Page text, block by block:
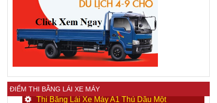
ĐIỂM THI BẰNG LÁI XE MÁY
Thi Bằng Lái Xe Máy A1 Thủ Dầu Một